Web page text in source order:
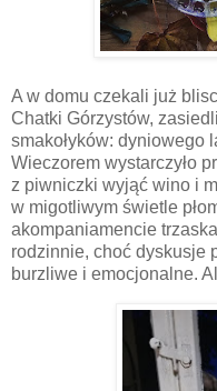
A w domu czekali już
Chatki Górzystów,
smakołyków: dyniowego
Wieczorem wystarczyło
z piwniczki wyjąć wino i
w migotliwym świetle
akompaniamencie
rodzinnie, choć dyskusje
burzliwe i emocjonalne.